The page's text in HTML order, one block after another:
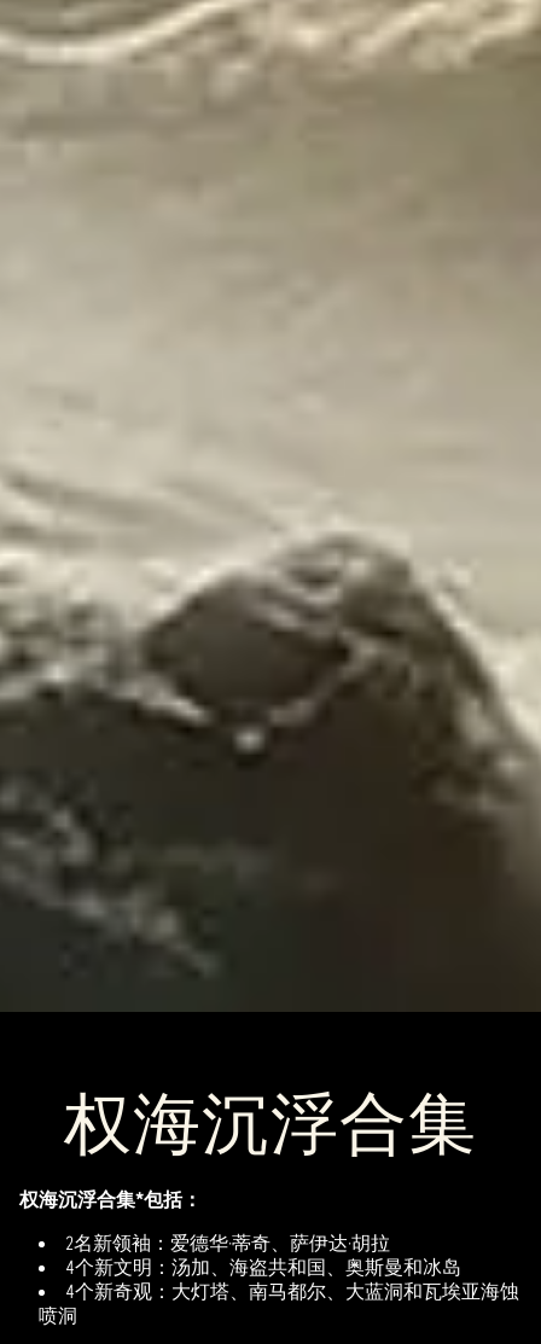
权海沉浮合集
权海沉浮合集*包括：
2名新领袖：爱德华·蒂奇、萨伊达·胡拉
4个新文明：汤加、海盗共和国、奥斯曼和冰岛
4个新奇观：大灯塔、南马都尔、大蓝洞和瓦埃亚海蚀
喷洞